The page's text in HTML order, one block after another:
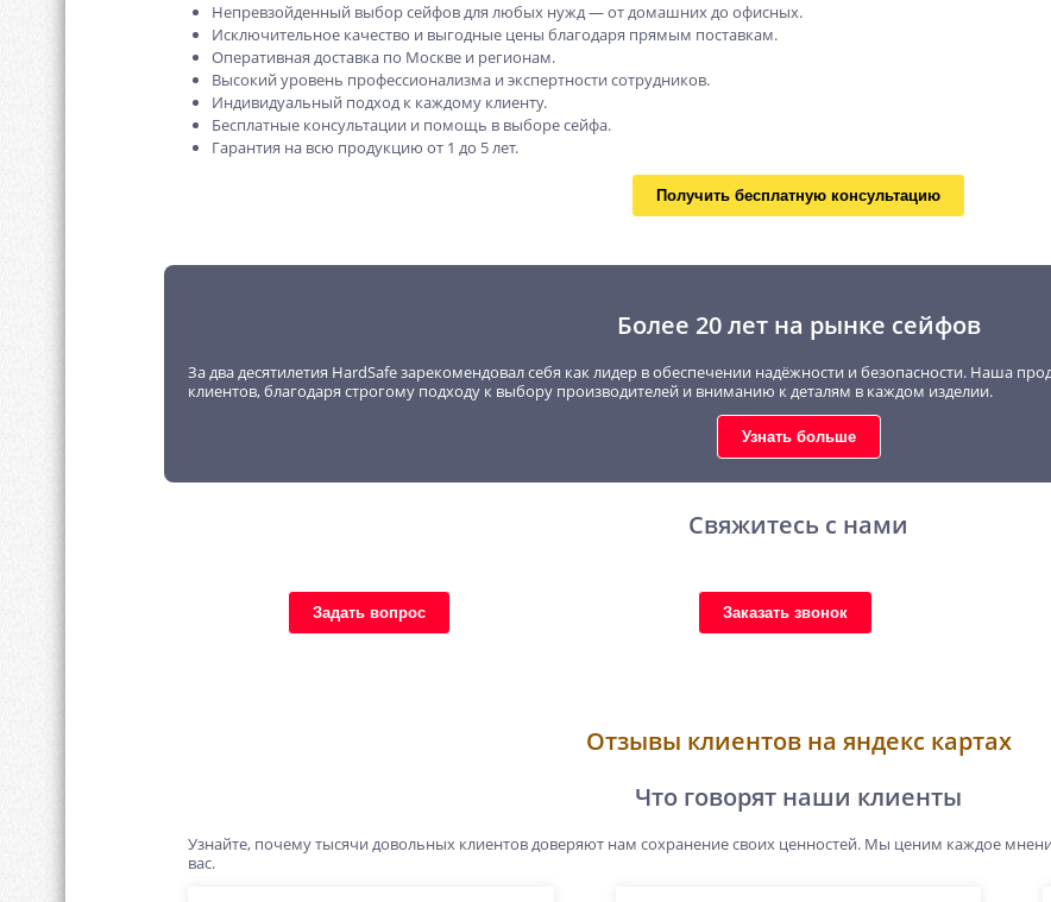
Непревзойденный выбор сейфов для любых нужд — от домашних до офисных.
Исключительное качество и выгодные цены благодаря прямым поставкам.
Оперативная доставка по Москве и регионам.
Высокий уровень профессионализма и экспертности сотрудников.
Индивидуальный подход к каждому клиенту.
Бесплатные консультации и помощь в выборе сейфа.
Гарантия на всю продукцию от 1 до 5 лет.
Получить бесплатную консультацию
Более 20 лет на рынке сейфов
За два десятилетия HardSafe зарекомендовал себя как лидер в обеспечении надёжности и безопасности. Наша
клиентов, благодаря строгому подходу к выбору производителей и вниманию к деталям в каждом изделии.
Узнать больше
Свяжитесь с нами
Задать вопрос Заказать звонок
Отзывы клиентов на яндекс картах
Что говорят наши клиенты
Узнайте, почему тысячи довольных клиентов доверяют нам сохранение своих ценностей. Мы ценим каждое
вас.